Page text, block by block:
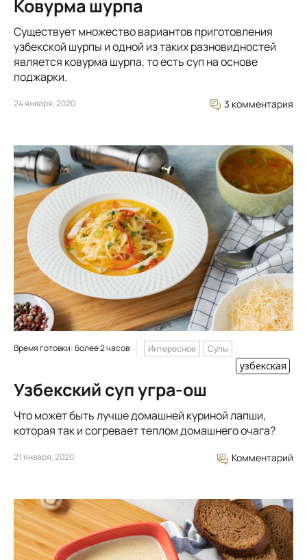
Ковурма шурпа
Существует множество вариантов приготовления
узбекской шурпы и одной из таких разновидностей
является ковурма шурпа, то есть суп на основе
поджарки.
24 января, 2020 3 комментария
Время готовки: более 2 часов Интересное Супы
узбекская
Узбекский суп угра-ош
Что может быть лучше домашней куриной лапши,
которая так и согревает теплом домашнего очага?
21 января, 2020 Комментарий